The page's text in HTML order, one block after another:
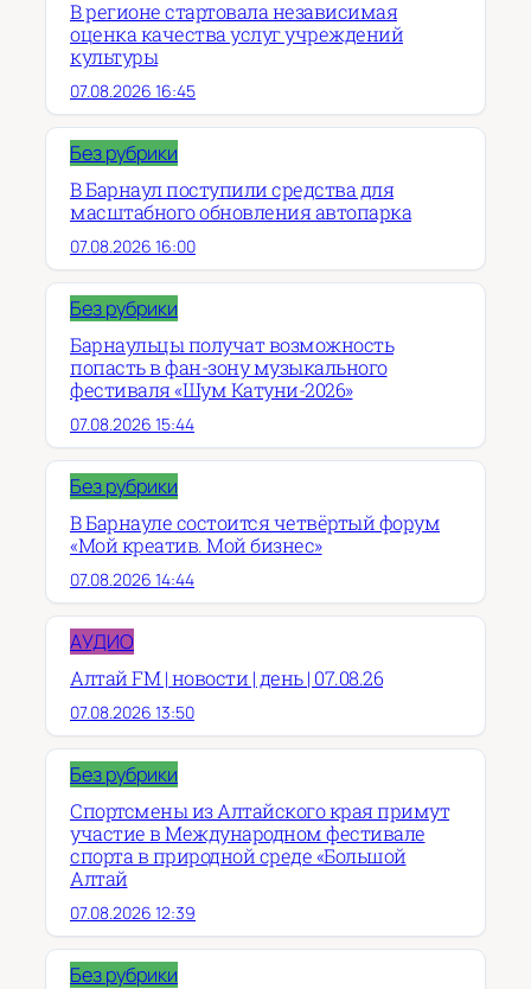
В регионе стартовала независимая
оценка качества услуг учреждений
культуры
07.08.2026 16:45
Без рубрики
В Барнаул поступили средства для
масштабного обновления автопарка
07.08.2026 16:00
Без рубрики
Барнаульцы получат возможность
попасть в фан-зону музыкального
фестиваля «Шум Катуни-2026»
07.08.2026 15:44
Без рубрики
В Барнауле состоится четвёртый форум
«Мой креатив. Мой бизнес»
07.08.2026 14:44
АУДИО
Алтай FM | новости | день | 07.08.26
07.08.2026 13:50
Без рубрики
Спортсмены из Алтайского края примут
участие в Международном фестивале
спорта в природной среде «Большой
Алтай
07.08.2026 12:39
Без рубрики